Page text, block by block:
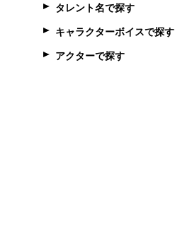
タレント名で探す
キャラクターボイスで探す
アクターで探す